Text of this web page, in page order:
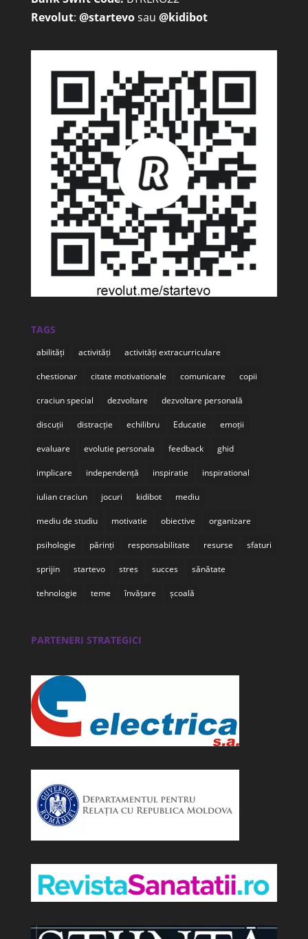
Revolut: @startevosau @kidibot
TAGS
abilități activități activități extracurriculare
chestionar citate motivationale comunicare copii
craciun special dezvoltare dezvoltare personală
discuții distracție echilibru Educatie emoții
evaluare evolutie personala feedback ghid
implicare independență inspiratie inspirational
iulian craciun jocuri kidibot mediu
mediu de studiu motivatie obiective organizare
psihologie părinți responsabilitate resurse sfaturi
sprijin startevo stres succes sănătate
tehnologie teme învățare școală
PARTENERI STRATEGICI